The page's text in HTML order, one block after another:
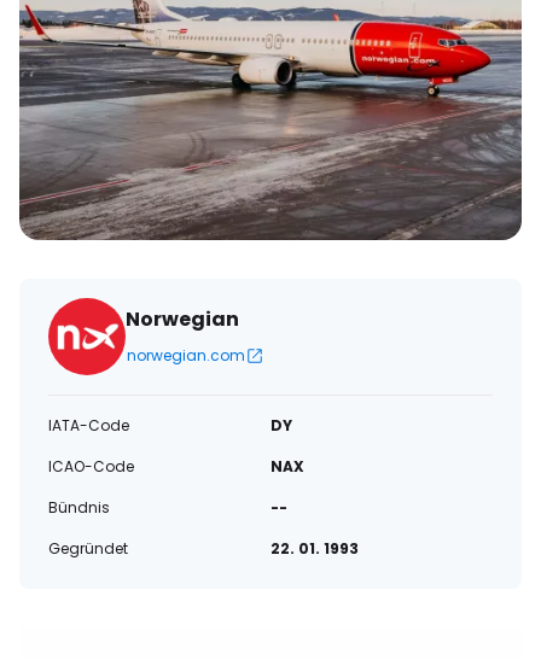
Norwegian
norwegian.com
IATA-Code
DY
ICAO-Code
NAX
Bündnis
--
Gegründet
22. 01. 1993